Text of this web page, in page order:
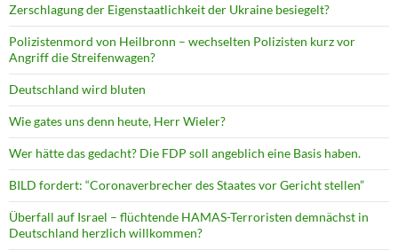
Zerschlagung der Eigenstaatlichkeit der Ukraine besiegelt?
Polizistenmord von Heilbronn – wechselten Polizisten kurz vor
Angriff die Streifenwagen?
Deutschland wird bluten
Wie gates uns denn heute, Herr Wieler?
Wer hätte das gedacht? Die FDP soll angeblich eine Basis haben.
BILD fordert: “Coronaverbrecher des Staates vor Gericht stellen”
Überfall auf Israel – flüchtende HAMAS-Terroristen demnächst in
Deutschland herzlich willkommen?